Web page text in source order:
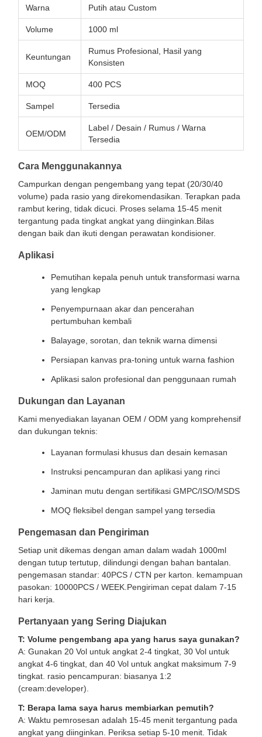
Warna Putih atau Custom
Volume 1000 ml
Keuntungan
Rumus Profesional, Hasil yang
Konsisten
MOQ 400 PCS
Sampel Tersedia
OEM/ODM
Label / Desain / Rumus / Warna
Tersedia
Cara Menggunakannya
Campurkan dengan pengembang yang tepat (20/30/40
volume) pada rasio yang direkomendasikan. Terapkan pada
rambut kering, tidak dicuci. Proses selama 15-45 menit
tergantung pada tingkat angkat yang diinginkan.Bilas
dengan baik dan ikuti dengan perawatan kondisioner.
Aplikasi
Pemutihan kepala penuh untuk transformasi warna
yang lengkap
Penyempurnaan akar dan pencerahan
pertumbuhan kembali
Balayage, sorotan, dan teknik warna dimensi
Persiapan kanvas pra-toning untuk warna fashion
Aplikasi salon profesional dan penggunaan rumah
Dukungan dan Layanan
Kami menyediakan layanan OEM / ODM yang komprehensif
dan dukungan teknis:
Layanan formulasi khusus dan desain kemasan
Instruksi pencampuran dan aplikasi yang rinci
Jaminan mutu dengan sertifikasi GMPC/ISO/MSDS
MOQ fleksibel dengan sampel yang tersedia
Pengemasan dan Pengiriman
Setiap unit dikemas dengan aman dalam wadah 1000ml
dengan tutup tertutup, dilindungi dengan bahan bantalan.
pengemasan standar: 40PCS / CTN per karton. kemampuan
pasokan: 10000PCS / WEEK.Pengiriman cepat dalam 7-15
hari kerja.
Pertanyaan yang Sering Diajukan
T: Volume pengembang apa yang harus saya gunakan?
A: Gunakan 20 Vol untuk angkat 2-4 tingkat, 30 Vol untuk
angkat 4-6 tingkat, dan 40 Vol untuk angkat maksimum 7-9
tingkat. rasio pencampuran: biasanya 1:2
(cream:developer).
T: Berapa lama saya harus membiarkan pemutih?
A: Waktu pemrosesan adalah 15-45 menit tergantung pada
angkat yang diinginkan. Periksa setiap 5-10 menit. Tidak